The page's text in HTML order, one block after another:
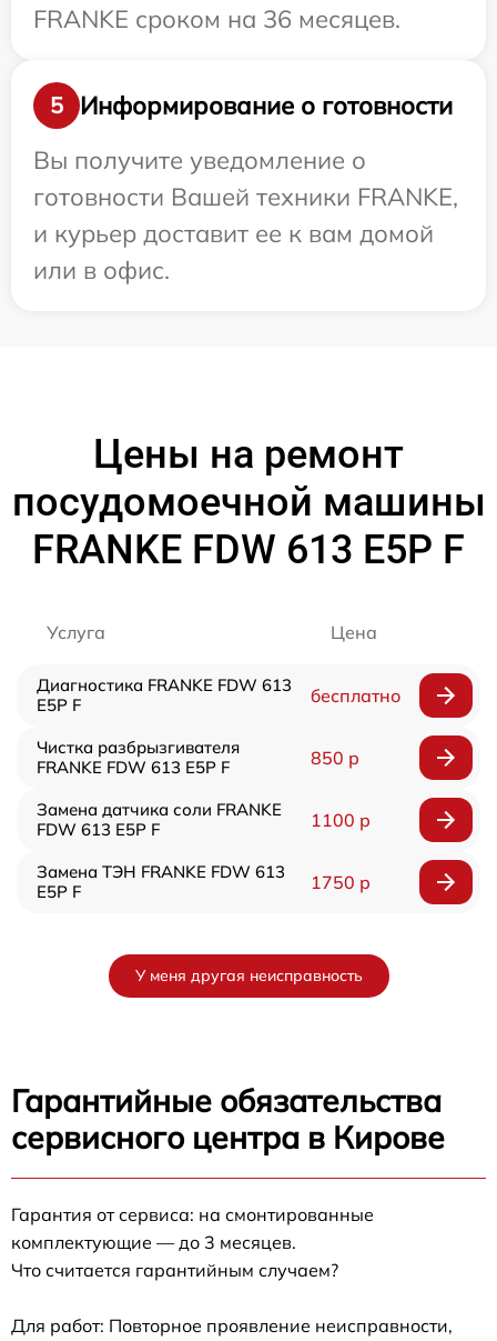
FRANKE сроком на 36 месяцев.
5
Информирование о готовности
Вы получите уведомление о
готовности Вашей техники FRANKE,
и курьер доставит ее к вам домой
или в офис.
Цены на ремонт
посудомоечной машины
FRANKE FDW 613 E5P F
Услуга Цена
Диагностика FRANKE FDW 613
E5P F
бесплатно
Чистка разбрызгивателя
FRANKE FDW 613 E5P F
850 р
Замена датчика соли FRANKE
FDW 613 E5P F
1100 р
Замена ТЭН FRANKE FDW 613
E5P F
1750 р
У меня другая неисправность
Гарантийные обязательства
сервисного центра в Кирове
Гарантия от сервиса: на смонтированные
комплектующие — до 3 месяцев.
Что считается гарантийным случаем?
Для работ: Повторное проявление неисправности,